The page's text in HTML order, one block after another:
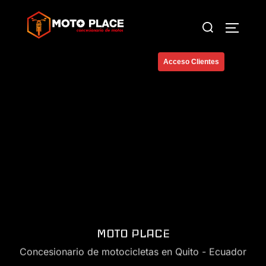
contenido
Buscar:
MOTO PLACE
Concesionario de motocicletas en Quito - Ecuador
Acceso Clientes